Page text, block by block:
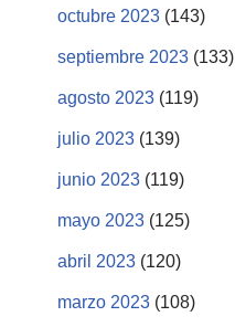
octubre 2023 (143)
septiembre 2023 (133)
agosto 2023 (119)
julio 2023 (139)
junio 2023 (119)
mayo 2023 (125)
abril 2023 (120)
marzo 2023 (108)